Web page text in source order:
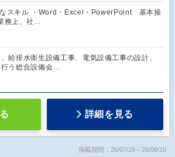
スキル ・Word・Excel・PowerPoint 基本操
務上、社…
給排水衛生設備工事、電気設備工事の設計、
う総合設備会…
詳細を見る
掲載期間：26/07/28～26/08/10